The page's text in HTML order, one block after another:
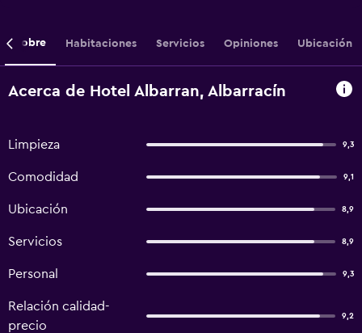
Sobre Habitaciones Servicios Opiniones Ubicación
Acerca de Hotel Albarran, Albarracín
Limpieza 9,3
Comodidad 9,1
Ubicación 8,9
Servicios 8,9
Personal 9,3
Relación calidad-
precio
9,2